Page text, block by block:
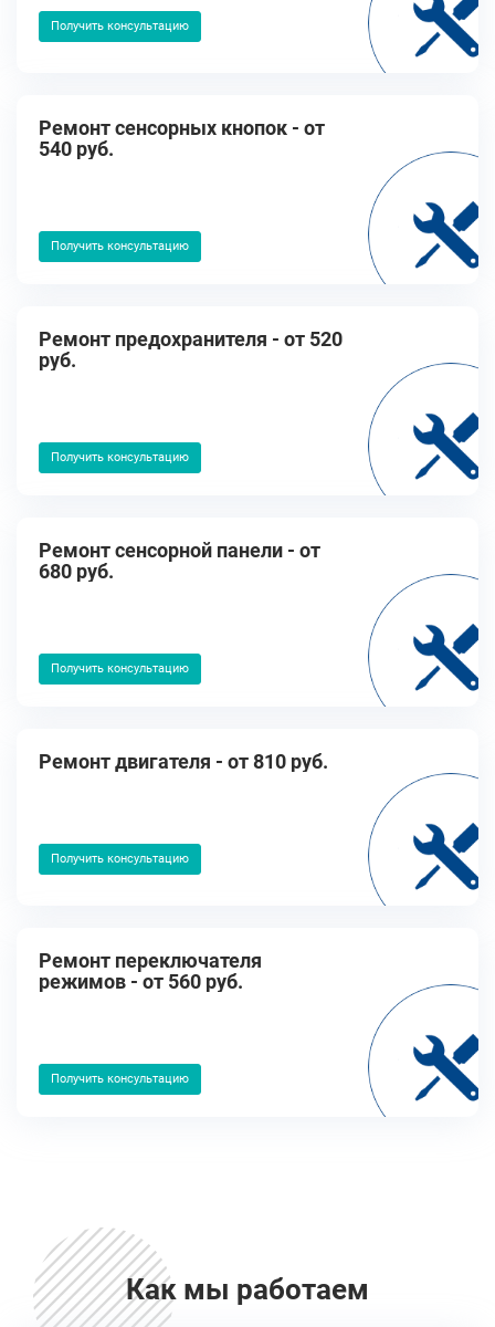
Получить консультацию
Ремонт сенсорных кнопок - от
540 руб.
Получить консультацию
Ремонт предохранителя - от 520
руб.
Получить консультацию
Ремонт сенсорной панели - от
680 руб.
Получить консультацию
Ремонт двигателя - от 810 руб.
Получить консультацию
Ремонт переключателя
режимов - от 560 руб.
Получить консультацию
Как мы работаем